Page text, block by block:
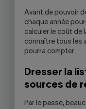
Avant de pouvoir
chaque année
calculer le coût de
connaître tous les
pourra compter.
Dresser la
sources de
Par le passé,